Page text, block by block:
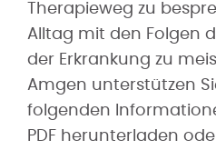
Therapieweg zu
Alltag mit den Folgen
der Erkrankung zu
Amgen unterstützen
folgenden
PDF herunterladen